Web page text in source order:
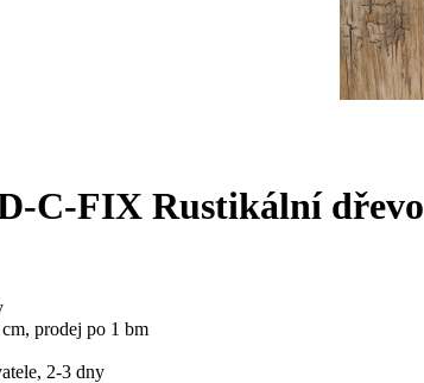
C-FIX Rustikální dřevo
prodej po 1 bm
2-3 dny